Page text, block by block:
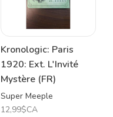
Kronologic: Paris
1920: Ext. L'Invité
Mystère (FR)
Super Meeple
12,99$CA